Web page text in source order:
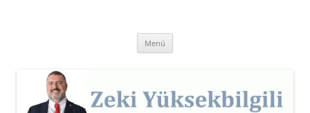
Kişisel Web Sitesi.
Menü